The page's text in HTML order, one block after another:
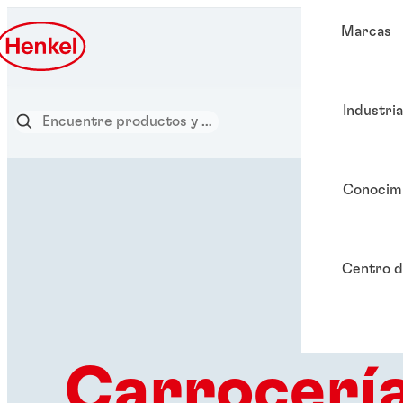
Marcas
Centro